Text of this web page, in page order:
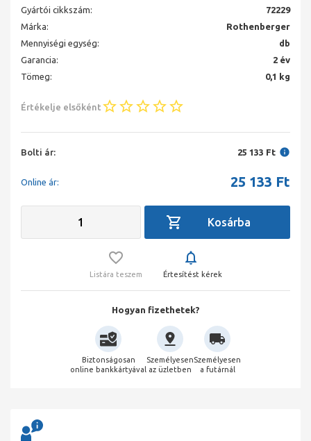
Gyártói cikkszám:
72229
Márka:
Rothenberger
Mennyiségi egység:
db
Garancia:
2 év
Tömeg:
0,1 kg
Értékelje elsőként
Bolti ár: 25 133 Ft
Online ár: 25 133 Ft
Listára teszem Értesítést kérek
Hogyan fizethetek?
Biztonságosan
online bankkártyával
Személyesen
az üzletben
Személyesen
a futárnál